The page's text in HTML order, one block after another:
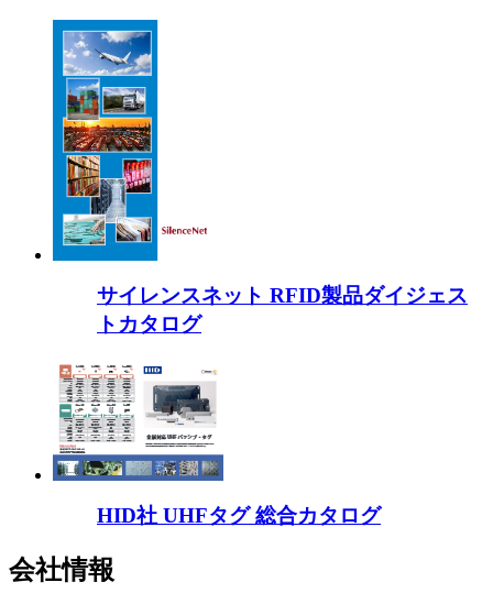
サイレンスネット RFID製品ダイジェス
トカタログ
HID社 UHFタグ 総合カタログ
会社情報